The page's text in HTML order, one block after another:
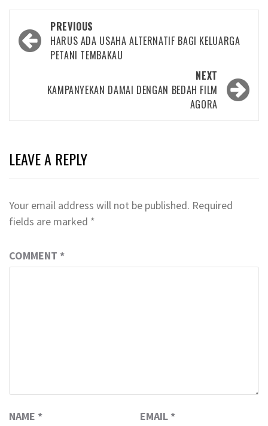
Post
navigation
PREVIOUS
HARUS ADA USAHA ALTERNATIF BAGI KELUARGA
PETANI TEMBAKAU
NEXT
KAMPANYEKAN DAMAI DENGAN BEDAH FILM
AGORA
LEAVE A REPLY
Your email address will not be published. Required
fields are marked *
COMMENT *
NAME * EMAIL *